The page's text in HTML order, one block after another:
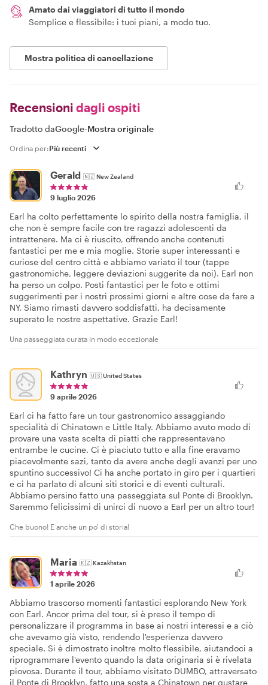
Amato dai viaggiatori di tutto il mondo
Semplice e flessibile: i tuoi piani, a modo tuo.
Mostra politica di cancellazione
Recensioni dagli ospiti
Tradotto daGoogle-Mostra originale
Ordina per:
Gerald 🇳🇿New Zealand
9 luglio 2026
Earl ha colto perfettamente lo spirito della nostra famiglia, il
che non è sempre facile con tre ragazzi adolescenti da
intrattenere. Ma ci è riuscito, offrendo anche contenuti
fantastici per me e mia moglie. Storie super interessanti e
curiose del centro città e abbiamo variato il tour (tappe
gastronomiche, leggere deviazioni suggerite da noi). Earl non
ha perso un colpo. Posti fantastici per le foto e ottimi
suggerimenti per i nostri prossimi giorni e altre cose da fare a
NY. Siamo rimasti davvero soddisfatti, ha decisamente
superato le nostre aspettative. Grazie Earl!
Una passeggiata curata in modo eccezionale
Kathryn 🇺🇸United States
9 aprile 2026
Earl ci ha fatto fare un tour gastronomico assaggiando
specialità di Chinatown e Little Italy. Abbiamo avuto modo di
provare una vasta scelta di piatti che rappresentavano
entrambe le cucine. Ci è piaciuto tutto e alla fine eravamo
piacevolmente sazi, tanto da avere anche degli avanzi per uno
spuntino successivo! Ci ha anche portato in giro per i quartieri
e ci ha parlato di alcuni siti storici e di eventi culturali.
Abbiamo persino fatto una passeggiata sul Ponte di Brooklyn.
Saremmo felicissimi di unirci di nuovo a Earl per un altro tour!
Che buono! E anche un po' di storia!
Maria 🇰🇿Kazakhstan
1 aprile 2026
Abbiamo trascorso momenti fantastici esplorando New York
con Earl. Ancor prima del tour, si è preso il tempo di
personalizzare il programma in base ai nostri interessi e a ciò
che avevamo già visto, rendendo l'esperienza davvero
speciale. Si è dimostrato inoltre molto flessibile, aiutandoci a
riprogrammare l'evento quando la data originaria si è rivelata
piovosa. Durante il tour, abbiamo visitato DUMBO, attraversato
il Ponte di Brooklyn, fatto una sosta a Chinatown per gustare